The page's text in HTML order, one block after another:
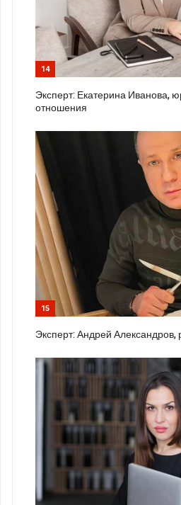
14
Эксперт: Екатерина Иванова,
отношения
15
Эксперт: Андрей Александров,